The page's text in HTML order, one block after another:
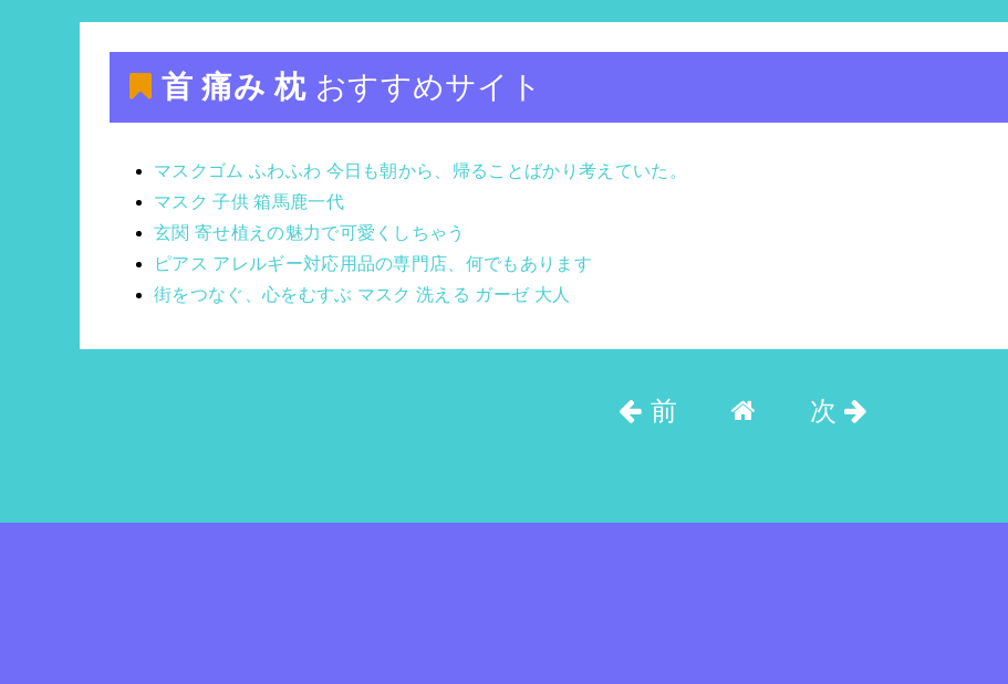
首 痛み 枕おすすめサイト
マスクゴム ふわふわ 今日も朝から、帰ることばかり考えていた。
マスク 子供 箱馬鹿一代
玄関 寄せ植えの魅力で可愛くしちゃう
ピアス アレルギー対応用品の専門店、何でもあります
街をつなぐ、心をむすぶ マスク 洗える ガーゼ 大人
前 次